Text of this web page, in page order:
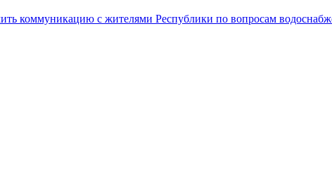
коммуникацию с жителями Республики по вопросам